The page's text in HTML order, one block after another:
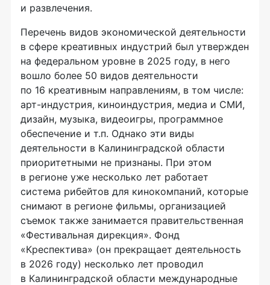
и развлечения.
Перечень видов экономической деятельности
в сфере креативных индустрий был утвержден
на федеральном уровне в 2025 году, в него
вошло более 50 видов деятельности
по 16 креативным направлениям, в том числе:
арт-индустрия, киноиндустрия, медиа и СМИ,
дизайн, музыка, видеоигры, программное
обеспечение и т.п. Однако эти виды
деятельности в Калининградской области
приоритетными не признаны. При этом
в регионе уже несколько лет работает
система рибейтов для кинокомпаний, которые
снимают в регионе фильмы, организацией
съемок также занимается правительственная
«Фестивальная дирекция». Фонд
«Креспектива» (он прекращает деятельность
в 2026 году) несколько лет проводил
в Калининградской области международные